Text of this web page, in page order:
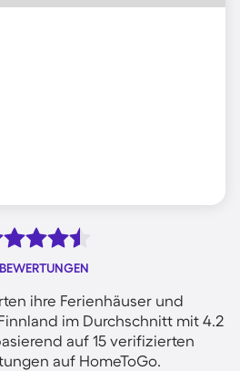
ihre Ferienhäuser und
im Durchschnitt mit 4.2
auf 15 verifizierten
auf HomeToGo.